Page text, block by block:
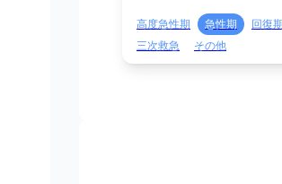
高度急性期 急性期 回復期
三次救急
その他